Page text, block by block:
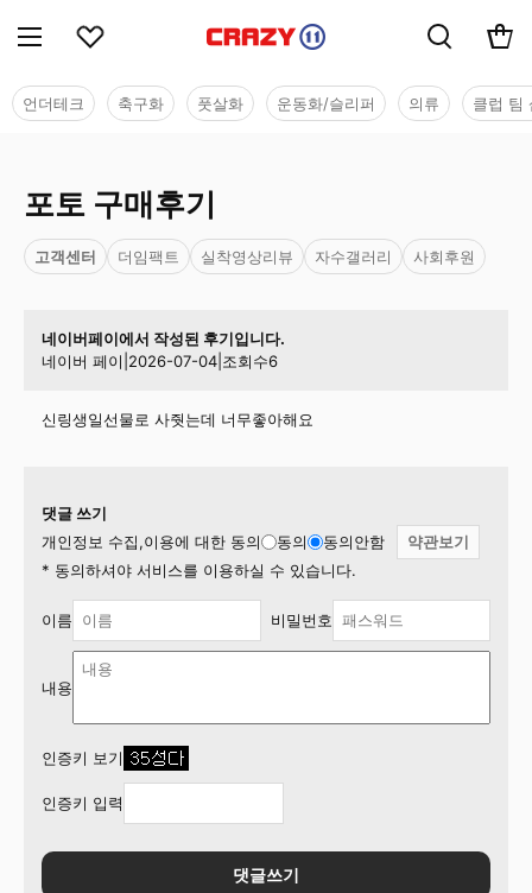
언더테크 축구화 풋살화 운동화/슬리퍼 의류 클럽 팀
포토 구매후기
고객센터 더임팩트 실착영상리뷰 자수갤러리 사회후원
네이버페이에서 작성된 후기입니다.
네이버 페이 2026-07-04 조회수6
신링생일선물로 사줫는데 너무좋아해요
댓글 쓰기
개인정보 수집,이용에 대한 동의
동의 동의안함
약관보기
* 동의하셔야 서비스를 이용하실 수 있습니다.
이름 비밀번호
내용
인증키 보기
인증키 입력
댓글쓰기